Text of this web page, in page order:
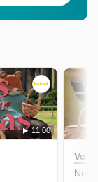
11:00
Vos
Neef